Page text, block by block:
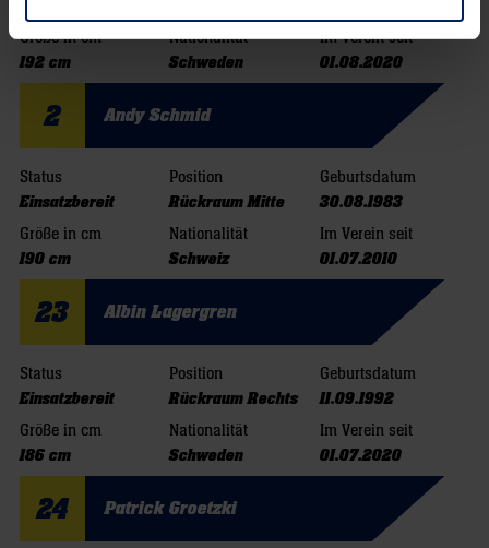
Größe in cm
192 cm
Nationalität
Schweden
Im Verein seit
01.08.2020
2 Andy Schmid
Status
Einsatzbereit
Position
Rückraum Mitte
Geburtsdatum
30.08.1983
Größe in cm
190 cm
Nationalität
Schweiz
Im Verein seit
01.07.2010
23 Albin Lagergren
Status
Einsatzbereit
Position
Rückraum Rechts
Geburtsdatum
11.09.1992
Größe in cm
186 cm
Nationalität
Schweden
Im Verein seit
01.07.2020
24 Patrick Groetzki